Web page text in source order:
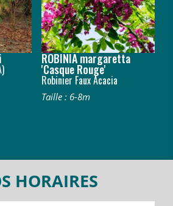
ROBINIA margaretta
'Casque Rouge'
Robinier Faux Acacia
Taille : 6-8m
HORAIRES